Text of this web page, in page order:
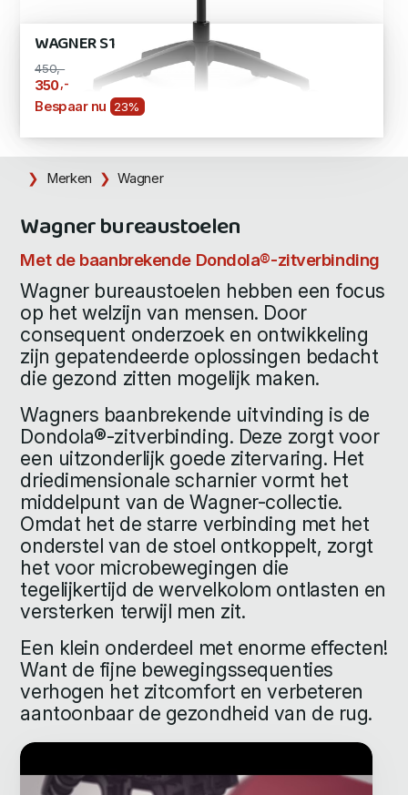
WAGNER S1
450,-
350,-
Bespaar nu 23%
Merken Wagner
Wagner bureaustoelen
Met de baanbrekende Dondola®-zitverbinding
Wagner bureaustoelen hebben een focus
op het welzijn van mensen. Door
consequent onderzoek en ontwikkeling
zijn gepatendeerde oplossingen bedacht
die gezond zitten mogelijk maken.
Wagners baanbrekende uitvinding is de
Dondola®-zitverbinding. Deze zorgt voor
een uitzonderlijk goede zitervaring. Het
driedimensionale scharnier vormt het
middelpunt van de Wagner-collectie.
Omdat het de starre verbinding met het
onderstel van de stoel ontkoppelt, zorgt
het voor microbewegingen die
tegelijkertijd de wervelkolom ontlasten en
versterken terwijl men zit.
Een klein onderdeel met enorme effecten!
Want de fijne bewegingssequenties
verhogen het zitcomfort en verbeteren
aantoonbaar de gezondheid van de rug.